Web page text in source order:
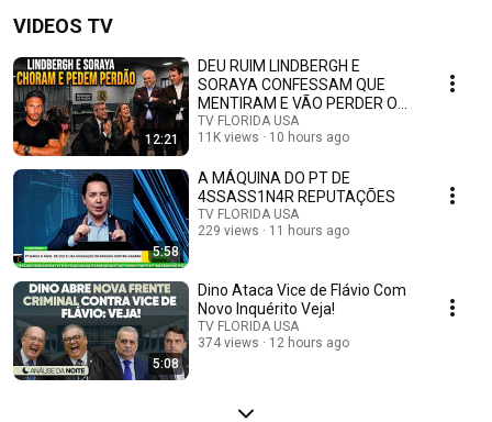
VIDEOS TV
12:21
DEU RUIM LINDBERGH E
SORAYA CONFESSAM QUE
MENTIRAM E VÃO PERDER O
MANDATO
TV FLORIDA USA
11K views
10 hours ago
5:58
A MÁQUINA DO PT DE
4SSASS1N4R REPUTAÇÕES
TV FLORIDA USA
229 views
11 hours ago
5:08
Dino Ataca Vice de Flávio Com
Novo Inquérito Veja!
TV FLORIDA USA
374 views
12 hours ago